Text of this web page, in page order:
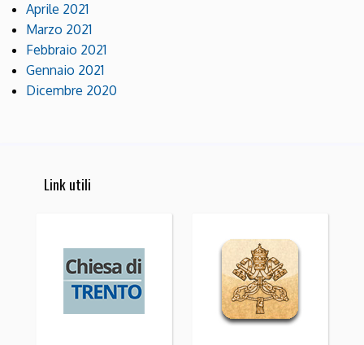
Aprile 2021
Marzo 2021
Febbraio 2021
Gennaio 2021
Dicembre 2020
Link utili